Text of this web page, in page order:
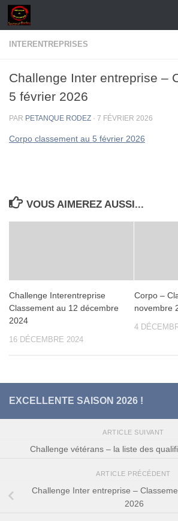
Skip to content
INTERENTREPRISES
Challenge Inter entreprise –
5 février 2026
PAR PETANQUE RODEZ · 7 FÉVRIER 2026
Corpo classement au 5 février 2026
VOUS AIMEREZ AUSSI...
Challenge Interentreprise
Classement au 12 décembre
2024
16 DÉCEMBRE 2024
Corpo –
novembre
4
EXCELLENTE SAISON 2026 !
ARTICLE SUIVANT
Challenge vétérans – la liste des
ARTICLE PRÉCÉDENT
Challenge Inter entreprise –
2026